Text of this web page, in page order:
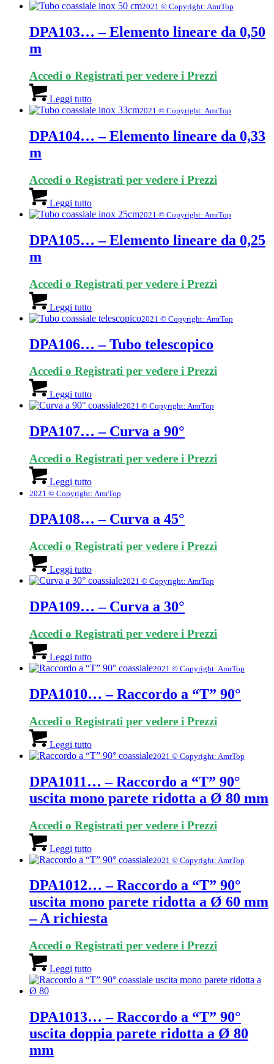
2021 © Copyright: AmrTop
DPA103… – Elemento lineare da 0,50
m
Accedi o Registrati per vedere i Prezzi
Leggi tutto
2021 © Copyright: AmrTop
DPA104… – Elemento lineare da 0,33
m
Accedi o Registrati per vedere i Prezzi
Leggi tutto
2021 © Copyright: AmrTop
DPA105… – Elemento lineare da 0,25
m
Accedi o Registrati per vedere i Prezzi
Leggi tutto
2021 © Copyright: AmrTop
DPA106… – Tubo telescopico
Accedi o Registrati per vedere i Prezzi
Leggi tutto
2021 © Copyright: AmrTop
DPA107… – Curva a 90°
Accedi o Registrati per vedere i Prezzi
Leggi tutto
2021 © Copyright: AmrTop
DPA108… – Curva a 45°
Accedi o Registrati per vedere i Prezzi
Leggi tutto
2021 © Copyright: AmrTop
DPA109… – Curva a 30°
Accedi o Registrati per vedere i Prezzi
Leggi tutto
2021 © Copyright: AmrTop
DPA1010… – Raccordo a “T” 90°
Accedi o Registrati per vedere i Prezzi
Leggi tutto
2021 © Copyright: AmrTop
DPA1011… – Raccordo a “T” 90°
uscita mono parete ridotta a Ø 80 mm
Accedi o Registrati per vedere i Prezzi
Leggi tutto
2021 © Copyright: AmrTop
DPA1012… – Raccordo a “T” 90°
uscita mono parete ridotta a Ø 60 mm
– A richiesta
Accedi o Registrati per vedere i Prezzi
Leggi tutto
DPA1013… – Raccordo a “T” 90°
uscita doppia parete ridotta a Ø 80
mm